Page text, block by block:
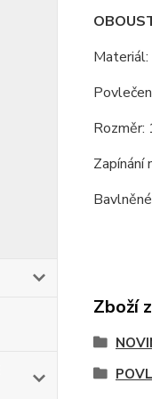
Zapínání
Zboží